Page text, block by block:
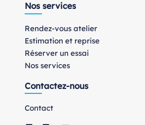
Nos services
Rendez-vous atelier
Estimation et reprise
Réserver un essai
Nos services
Contactez-nous
Contact